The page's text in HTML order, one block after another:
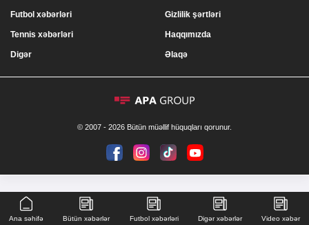
Futbol xəbərləri
Tennis xəbərləri
Digər
Gizlilik şərtləri
Haqqımızda
Əlaqə
© 2007 - 2026 Bütün müəllif hüquqları qorunur.
Ana səhifə Bütün xəbərlər Futbol xəbərləri Digər xəbərlər Video xəbər